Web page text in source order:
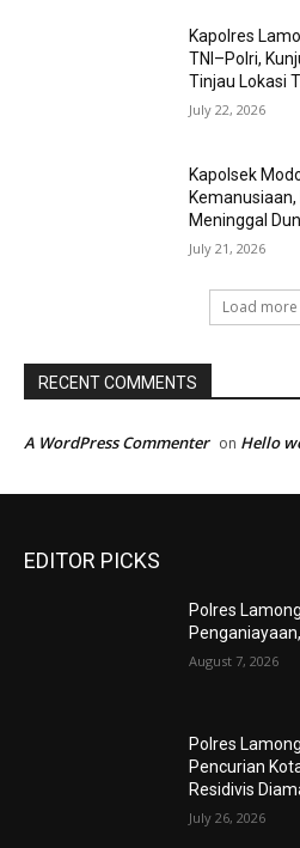
Kapolres
TNI–Polri,
Tinjau Lokasi
July 22, 2026
Kapolsek
Meninggal
July 21, 2026
Load more
RECENT COMMENTS
A WordPress Commenter on Hello
EDITOR PICKS
Polres
August 7, 2026
Polres
Pencurian
Residivis
July 26, 2026